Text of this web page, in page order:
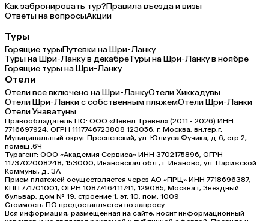
Как забронировать тур?Правила въезда и визы
Ответы на вопросыАкции
Туры
Горящие турыПутевки на Шри-Ланку
Туры на Шри-Ланку в декабреТуры на Шри-Ланку в ноябре
Горящие туры на Шри-Ланку
Отели
Отели все включено на Шри-ЛанкуОтели Хиккадувы
Отели Шри-Ланки с собственным пляжемОтели Шри-Ланки
Отели Унаватуны
Правообладатель ПО: ООО «Левел Тревел» (2011 - 2026) ИНН
7716697924, ОГРН 1117746723808 123056, г. Москва, вн.тер.г.
Муниципальный округ Пресненский, ул. Юлиуса Фучика, д.6, стр.2,
помещ.6Ч
Турагент: ООО «Академия Сервиса» ИНН 3702175896, ОГРН
1173702008248, 153000, Ивановская обл., г. Иваново, ул. Парижской
Коммуны, д. ЗА
Прием платежей осуществляется через АО «ПРЦ» ИНН 7718696387,
КПП 771701001, ОГРН 1087746411741, 129085, Москва г, Звёздный
бульвар, дом № 19, строение 1, эт. 10, пом. 1009
Стоимость ПО предоставляется по запросу
Вся информация, размещённая на сайте, носит информационный